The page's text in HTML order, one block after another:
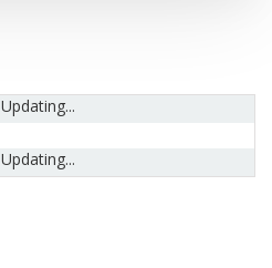
Updating...
Updating...